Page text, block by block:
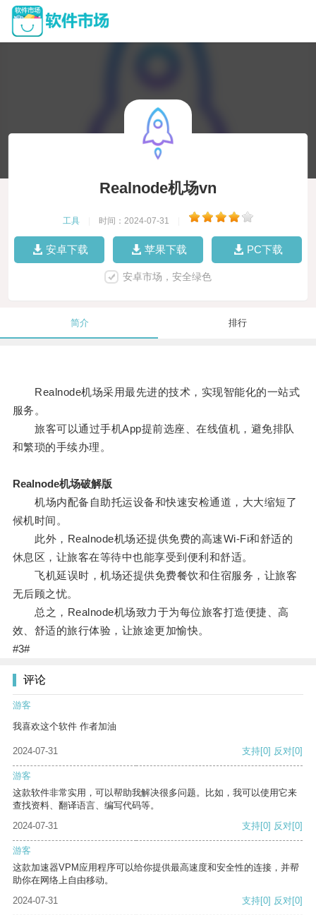
Realnode机场vn
工具 时间：2024-07-31
安卓下载 苹果下载 PC下载
安卓市场，安全绿色
简介 排行
Realnode机场采用最先进的技术，实现智能化的一站式
服务。
旅客可以通过手机App提前选座、在线值机，避免排队
和繁琐的手续办理。
Realnode机场破解版
机场内配备自助托运设备和快速安检通道，大大缩短了
候机时间。
此外，Realnode机场还提供免费的高速Wi-Fi和舒适的
休息区，让旅客在等待中也能享受到便利和舒适。
飞机延误时，机场还提供免费餐饮和住宿服务，让旅客
无后顾之忧。
总之，Realnode机场致力于为每位旅客打造便捷、高
效、舒适的旅行体验，让旅途更加愉快。
#3#
评论
游客
我喜欢这个软件 作者加油
2024-07-31 支持[0] 反对[0]
游客
这款软件非常实用，可以帮助我解决很多问题。比如，我可以使用它来
查找资料、翻译语言、编写代码等。
2024-07-31
支持[0] 反对[0]
游客
这款加速器VPM应用程序可以给你提供最高速度和安全性的连接，并帮
助你在网络上自由移动。
2024-07-31
支持[0] 反对[0]